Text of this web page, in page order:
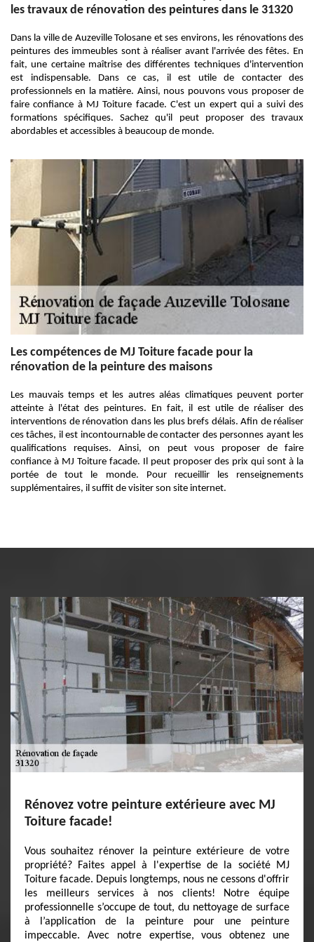
les travaux de rénovation des peintures dans le 31320
Dans la ville de Auzeville Tolosane et ses environs, les rénovations des
peintures des immeubles sont à réaliser avant l'arrivée des fêtes. En
fait, une certaine maîtrise des différentes techniques d'intervention
est indispensable. Dans ce cas, il est utile de contacter des
professionnels en la matière. Ainsi, nous pouvons vous proposer de
faire confiance à MJ Toiture facade. C'est un expert qui a suivi des
formations spécifiques. Sachez qu'il peut proposer des travaux
abordables et accessibles à beaucoup de monde.
Les compétences de MJ Toiture facade pour la
rénovation de la peinture des maisons
Les mauvais temps et les autres aléas climatiques peuvent porter
atteinte à l'état des peintures. En fait, il est utile de réaliser des
interventions de rénovation dans les plus brefs délais. Afin de réaliser
ces tâches, il est incontournable de contacter des personnes ayant les
qualifications requises. Ainsi, on peut vous proposer de faire
confiance à MJ Toiture facade. Il peut proposer des prix qui sont à la
portée de tout le monde. Pour recueillir les renseignements
supplémentaires, il suffit de visiter son site internet.
Rénovez votre peinture extérieure avec MJ
Toiture facade!
Vous souhaitez rénover la peinture extérieure de votre
propriété? Faites appel à l'expertise de la société MJ
Toiture facade. Depuis longtemps, nous ne cessons d'offrir
les meilleurs services à nos clients! Notre équipe
professionnelle s’occupe de tout, du nettoyage de surface
à l’application de la peinture pour une peinture
impeccable. Avec notre expertise, vous obtenez une